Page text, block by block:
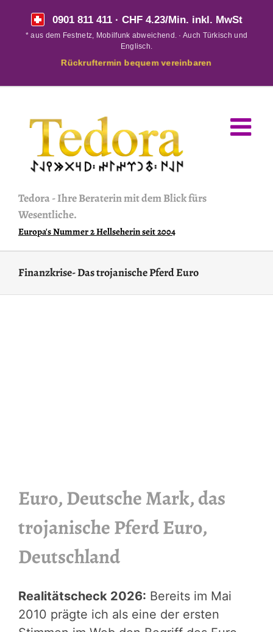
0901 811 411· CHF 4.23/Min. inkl. MwSt
* aus dem Festnetz, Mobilfunk abweichend. · Auch Türkisch und
Englisch.
Rückruftermin bequem vereinbaren
Tedora-Ihre Beraterin mit dem Blick fürs
Wesentliche.
Europa's Nummer 2 Hellseherin seit 2004
Finanzkrise- Das trojanische Pferd Euro
Euro, Deutsche Mark, das
trojanische Pferd Euro,
Deutschland
Realitätscheck 2026: Bereits im Mai
2010 prägte ich als eine der ersten